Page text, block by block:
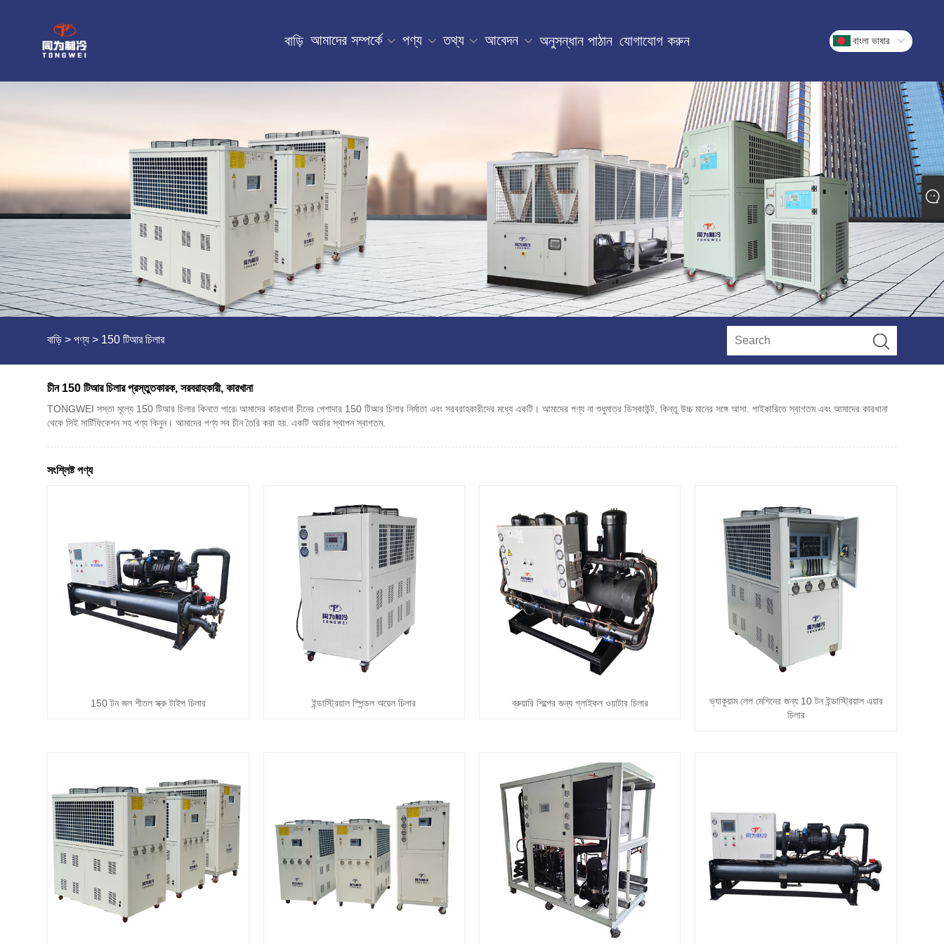
বাড়ি আমাদের সম্পর্কে পণ্য তথ্য আবেদন অনুসন্ধান পাঠান যোগাযোগ করুন বাংলা ভাষার
বাড়ি > পণ্য > 150 টিআর চিলার
চীন 150 টিআর চিলার প্রস্তুতকারক, সরবরাহকারী, কারখানা
TONGWEI সস্তা মূল্যে 150 টিআর চিলার কিনতে পারে৷ আমাদের কারখানা চীনের পেশাদার 150 টিআর চিলার নির্মাতা এবং সরবরাহকারীদের মধ্যে একটি। আমাদের পণ্য না শুধুমাত্র ডিসকাউন্ট, কিন্তু উচ্চ মানের সঙ্গে আসা. পাইকারিতে স্বাগতম এবং আমাদের কারখানা
থেকে সিই সার্টিফিকেশন সহ পণ্য কিনুন। আমাদের পণ্য সব চীন তৈরি করা হয়. একটি অর্ডার স্থাপন স্বাগতম.
সংশ্লিষ্ট পণ্য
150 টন জল শীতল স্ক্রু টাইপ চিলার ইন্ডাস্ট্রিয়াল স্পিন্ডল অয়েল চিলার ব্রুয়ারি শিল্পের জন্য গ্লাইকল ওয়াটার চিলার
ভ্যাকুয়াম লেপ মেশিনের জন্য 10 টন ইন্ডাস্ট্রিয়াল এয়ার
চিলার